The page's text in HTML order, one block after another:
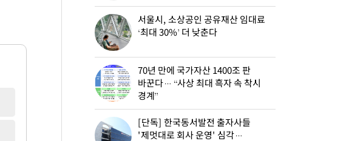
서울시, 소상공인 공유재산 임대료
‘최대 30%’ 더 낮춘다
70년 만에 국가자산 1400조 판
바꾼다… “사상 최대 흑자 속 착시
경계”
[단독] 한국동서발전 출자사들
'제멋대로 회사 운영' 심각…